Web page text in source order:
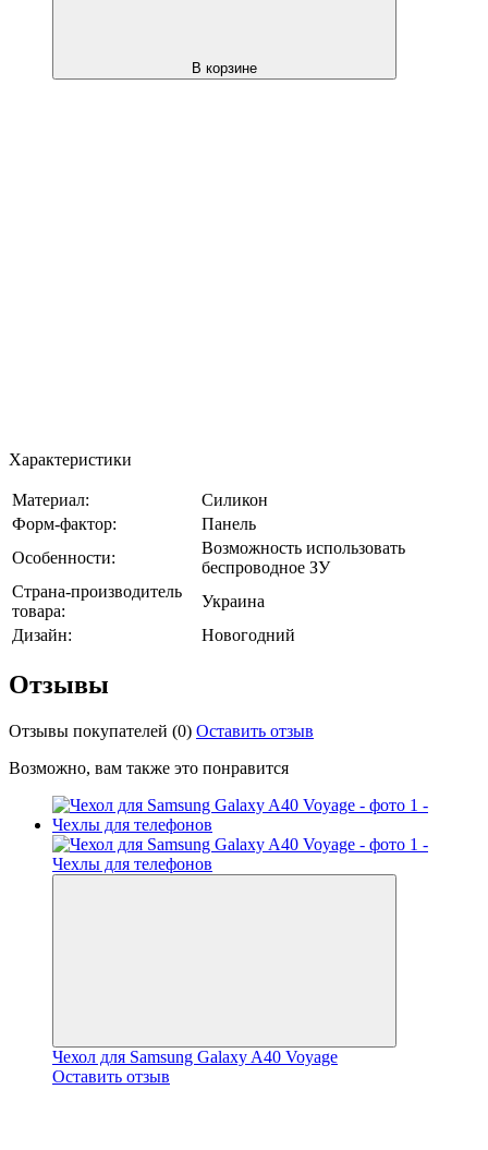
В корзине
Характеристики
Материал:
Силикон
Форм-фактор:
Панель
Особенности:
Возможность использовать
беспроводное ЗУ
Страна-производитель
товара:
Украина
Дизайн:
Новогодний
Отзывы
Отзывы покупателей (0) Оставить отзыв
Возможно, вам также это понравится
Чехол для Samsung Galaxy A40 Voyage
Оставить отзыв